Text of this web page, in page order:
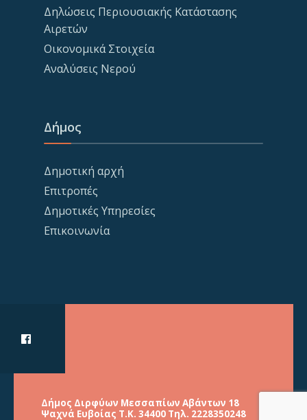
Δηλώσεις Περιουσιακής Κατάστασης
Αιρετών
Οικονομικά Στοιχεία
Αναλύσεις Νερού
Δήμος
Δημοτική αρχή
Επιτροπές
Δημοτικές Υπηρεσίες
Επικοινωνία
Δήμος Διρφύων Μεσσαπίων Αβάντων 18
Ψαχνά Ευβοίας Τ.Κ. 34400 Τηλ. 2228350248